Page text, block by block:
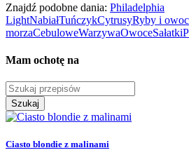
Znajdź podobne dania: Philadelphia
LightNabiałTuńczykCytrusyRyby i
morzaCebuloweWarzywaOwoceSałatki
Mam ochotę na
Szukaj
Ciasto blondie z malinami